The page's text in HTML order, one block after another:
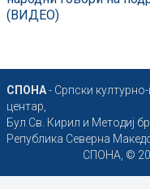
(ВИДЕО)
СПОНА- Српски
центар,
Бул Св. Кирил и Методиј
Република Северна
СПОНА, ©